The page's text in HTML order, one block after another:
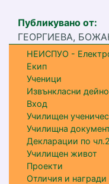
Публикувано от:
ГЕОРГИЕВА,
НЕИСПУО -
Екип
Ученици
Извънкласни
Вход
Училищен
Училищна
Декларации по
Училищен живот
Проекти
Отличия и награди